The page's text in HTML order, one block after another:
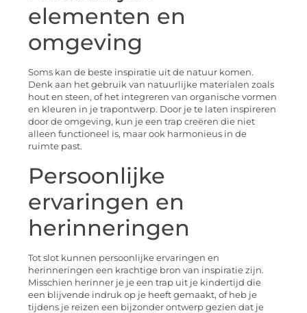
elementen en
omgeving
Soms kan de beste inspiratie uit de natuur komen.
Denk aan het gebruik van natuurlijke materialen zoals
hout en steen, of het integreren van organische vormen
en kleuren in je trapontwerp. Door je te laten inspireren
door de omgeving, kun je een trap creëren die niet
alleen functioneel is, maar ook harmonieus in de
ruimte past.
Persoonlijke
ervaringen en
herinneringen
Tot slot kunnen persoonlijke ervaringen en
herinneringen een krachtige bron van inspiratie zijn.
Misschien herinner je je een trap uit je kindertijd die
een blijvende indruk op je heeft gemaakt, of heb je
tijdens je reizen een bijzonder ontwerp gezien dat je